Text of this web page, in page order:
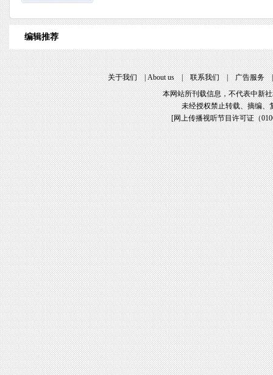
编辑推荐
关于我们|About us|联系我们|广告服务
本网站所刊载信息，不代表中新
未经授权禁止转载、摘编、
[网上传播视听节目许可证（